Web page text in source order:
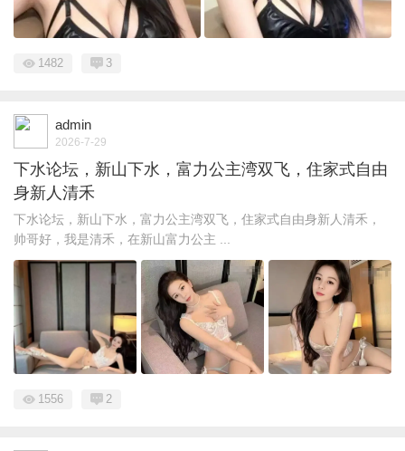
1482 3
admin
2026-7-29
下水论坛，新山下水，富力公主湾双飞，住家式自由
身新人清禾
下水论坛，新山下水，富力公主湾双飞，住家式自由身新人清禾，
帅哥好，我是清禾，在新山富力公主 ...
1556 2